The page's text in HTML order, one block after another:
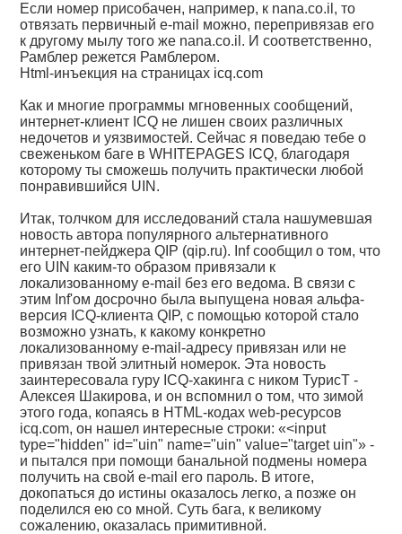
Если номер присобачен, например, к nana.co.il, то
отвязать первичный e-mail можно, перепривязав его
к другому мылу того же nana.co.il. И соответственно,
Рамблер режется Рамблером.
Html-инъекция на страницах icq.com
Как и многие программы мгновенных сообщений,
интернет-клиент ICQ не лишен своих различных
недочетов и уязвимостей. Сейчас я поведаю тебе о
свеженьком баге в WHITEPAGES ICQ, благодаря
которому ты сможешь получить практически любой
понравившийся UIN.
Итак, толчком для исследований стала нашумевшая
новость автора популярного альтернативного
интернет-пейджера QIP (qip.ru). Inf сообщил о том, что
его UIN каким-то образом привязали к
локализованному e-mail без его ведома. В связи с
этим Inf'ом досрочно была выпущена новая альфа-
версия ICQ-клиента QIP, с помощью которой стало
возможно узнать, к какому конкретно
локализованному e-mail-адресу привязан или не
привязан твой элитный номерок. Эта новость
заинтересовала гуру ICQ-хакинга с ником ТурисТ -
Алексея Шакирова, и он вспомнил о том, что зимой
этого года, копаясь в HTML-кодах web-ресурсов
icq.com, он нашел интересные строки: «<input
type="hidden" id="uin" name="uin" value="target uin"» -
и пытался при помощи банальной подмены номера
получить на свой e-mail его пароль. В итоге,
докопаться до истины оказалось легко, а позже он
поделился ею со мной. Суть бага, к великому
сожалению, оказалась примитивной.